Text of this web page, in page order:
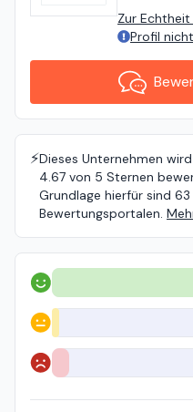
Zur
Profil
⚡️Dieses Unternehmen
4.67 von 5 Sternen
Grundlage hierfür sind
Bewertungsportalen.
Positiv
Neutral
Negativ